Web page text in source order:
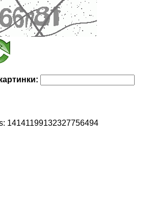
14141199132327756494